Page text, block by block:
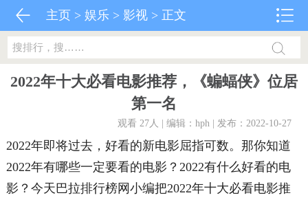
主页 >娱乐 >影视 > 正文
2022年十大必看电影推荐，《蝙蝠侠》位居
第一名
观看 27人 | 编辑：hph | 发布：2022-10-27
2022年即将过去，好看的新电影屈指可数。那你知道
2022年有哪些一定要看的电影？2022有什么好看的电
影？今天巴拉排行榜网小编把2022年十大必看电影推